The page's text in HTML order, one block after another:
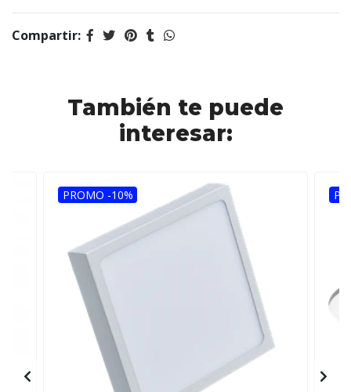
Compartir:
También te puede
interesar:
PROMO -10%